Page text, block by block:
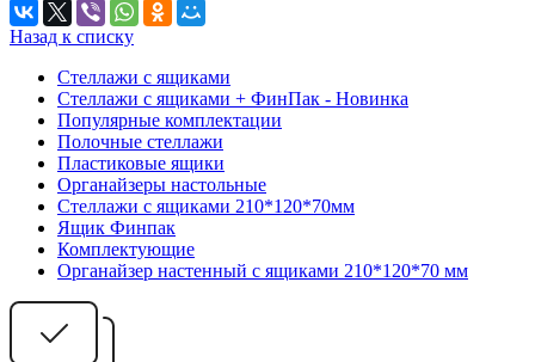
Назад к списку
Стеллажи с ящиками
Стеллажи с ящиками + ФинПак - Новинка
Популярные комплектации
Полочные стеллажи
Пластиковые ящики
Органайзеры настольные
Стеллажи с ящиками 210*120*70мм
Ящик Финпак
Комплектующие
Органайзер настенный с ящиками 210*120*70 мм